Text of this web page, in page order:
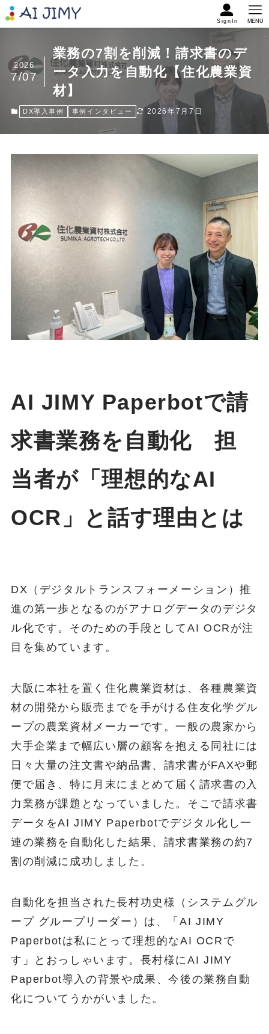
SignIn MENU
業務の7割を削減！請求書のデ
ータ入力を自動化【住化農業資
材】
2026
7/07
DX導入事例 事例インタビュー 2026年7月7日
AI JIMY Paperbotで請
求書業務を自動化 担
当者が「理想的なAI
OCR」と話す理由とは
DX（デジタルトランスフォーメーション）推
進の第一歩となるのがアナログデータのデジタ
ル化です。そのための手段としてAI OCRが注
目を集めています。
大阪に本社を置く住化農業資材は、各種農業資
材の開発から販売までを手がける住友化学グル
ープの農業資材メーカーです。一般の農家から
大手企業まで幅広い層の顧客を抱える同社には
日々大量の注文書や納品書、請求書がFAXや郵
便で届き、特に月末にまとめて届く請求書の入
力業務が課題となっていました。そこで請求書
データをAI JIMY Paperbotでデジタル化し一
連の業務を自動化した結果、請求書業務の約7
割の削減に成功しました。
自動化を担当された長村功史様（システムグル
ープ グループリーダー）は、「AI JIMY
Paperbotは私にとって理想的なAI OCRで
す」とおっしゃいます。長村様にAI JIMY
Paperbot導入の背景や成果、今後の業務自動
化についてうかがいました。